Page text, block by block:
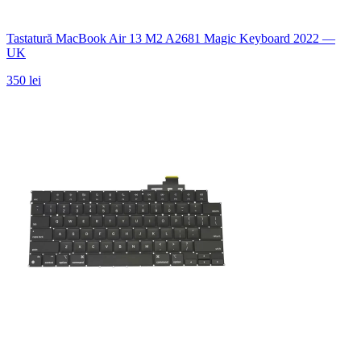
Tastatură MacBook Air 13 M2 A2681 Magic Keyboard 2022 —
UK
350 lei